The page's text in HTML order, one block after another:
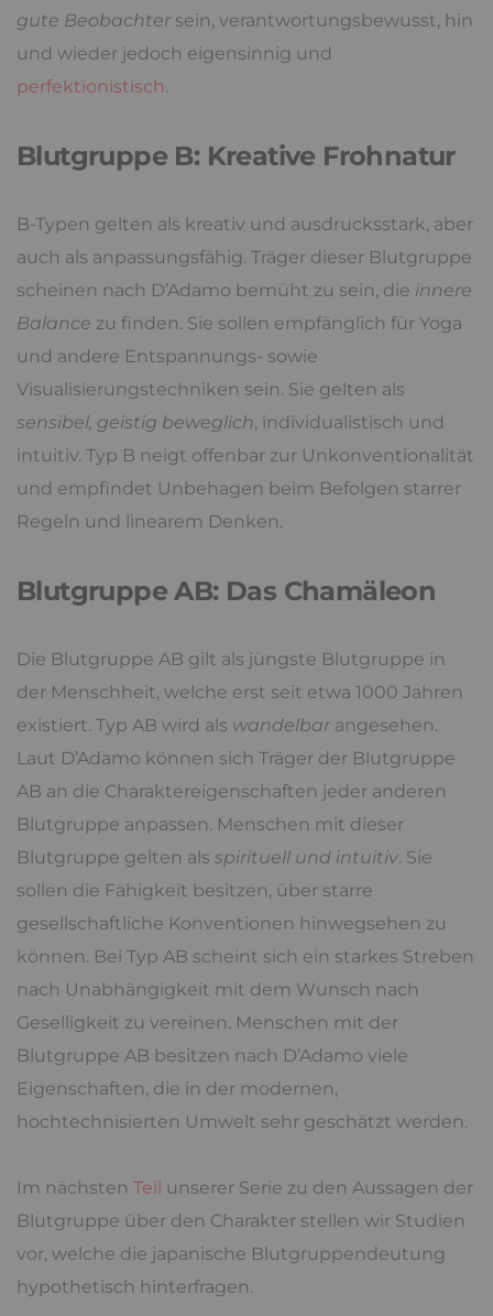
gute Beobachter sein, verantwortungsbewusst, hin
und wieder jedoch eigensinnig und
perfektionistisch.
Blutgruppe B: Kreative Frohnatur
B-Typen gelten als kreativ und ausdrucksstark, aber
auch als anpassungsfähig. Träger dieser Blutgruppe
scheinen nach D’Adamo bemüht zu sein, die innere
Balance zu finden. Sie sollen empfänglich für Yoga
und andere Entspannungs- sowie
Visualisierungstechniken sein. Sie gelten als
sensibel, geistig beweglich, individualistisch und
intuitiv. Typ B neigt offenbar zur Unkonventionalität
und empfindet Unbehagen beim Befolgen starrer
Regeln und linearem Denken.
Blutgruppe AB: Das Chamäleon
Die Blutgruppe AB gilt als jüngste Blutgruppe in
der Menschheit, welche erst seit etwa 1000 Jahren
existiert. Typ AB wird als wandelbar angesehen.
Laut D’Adamo können sich Träger der Blutgruppe
AB an die Charaktereigenschaften jeder anderen
Blutgruppe anpassen. Menschen mit dieser
Blutgruppe gelten als spirituell und intuitiv. Sie
sollen die Fähigkeit besitzen, über starre
gesellschaftliche Konventionen hinwegsehen zu
können. Bei Typ AB scheint sich ein starkes Streben
nach Unabhängigkeit mit dem Wunsch nach
Geselligkeit zu vereinen. Menschen mit der
Blutgruppe AB besitzen nach D’Adamo viele
Eigenschaften, die in der modernen,
hochtechnisierten Umwelt sehr geschätzt werden.
Im nächsten Teil unserer Serie zu den Aussagen der
Blutgruppe über den Charakter stellen wir Studien
vor, welche die japanische Blutgruppendeutung
hypothetisch hinterfragen.